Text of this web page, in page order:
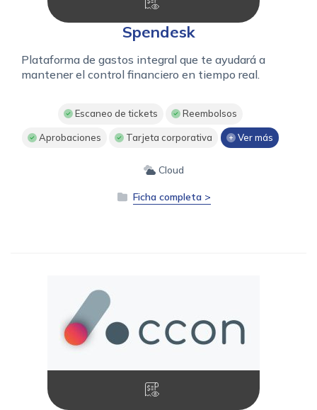
Spendesk
Plataforma de gastos integral que te ayudará a
mantener el control financiero en tiempo real.
Escaneo de tickets Reembolsos
Aprobaciones Tarjeta corporativa Ver más
Cloud
Ficha completa >